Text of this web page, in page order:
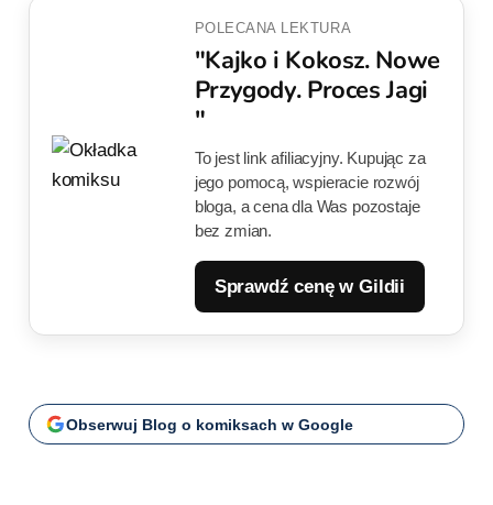
POLECANA LEKTURA
"Kajko i Kokosz. Nowe
Przygody. Proces Jagi
"
To jest link afiliacyjny. Kupując za
jego pomocą, wspieracie rozwój
bloga, a cena dla Was pozostaje
bez zmian.
Sprawdź cenę w Gildii
Obserwuj Blog o komiksach w Google